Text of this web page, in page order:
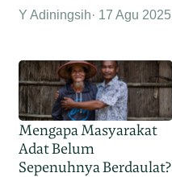
Y Adiningsih 17 Agu 2025
Mengapa Masyarakat
Adat Belum
Sepenuhnya Berdaulat?